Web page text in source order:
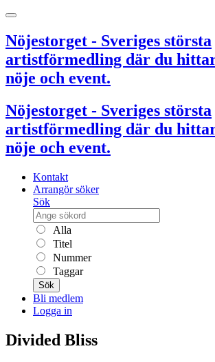
Nöjestorget - Sveriges största
artistförmedling där du
nöje och event.
Nöjestorget - Sveriges största
artistförmedling där du
nöje och event.
Kontakt
Arrangör söker
Sök
Alla
Titel
Nummer
Taggar
Sök
Bli medlem
Logga in
Divided Bliss